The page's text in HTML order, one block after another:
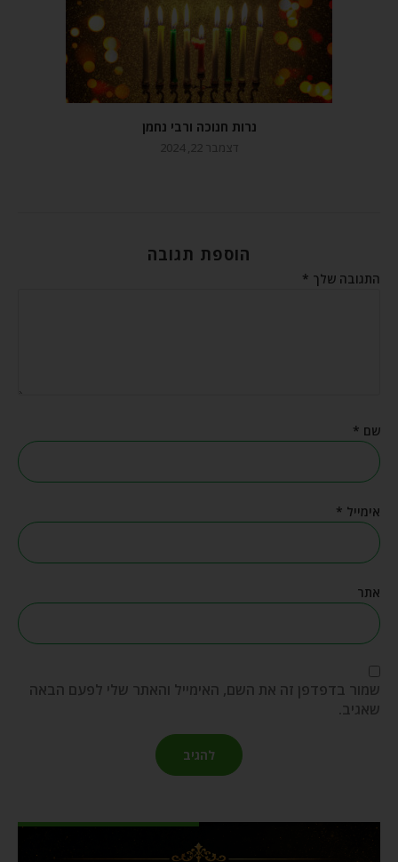
נרות חנוכה ורבי נחמן
דצמבר 22, 2024
הוספת תגובה
התגובה שלך *
שם *
אימייל *
אתר
שמור בדפדפן זה את השם, האימייל והאתר שלי לפעם הבאה
שאגיב.